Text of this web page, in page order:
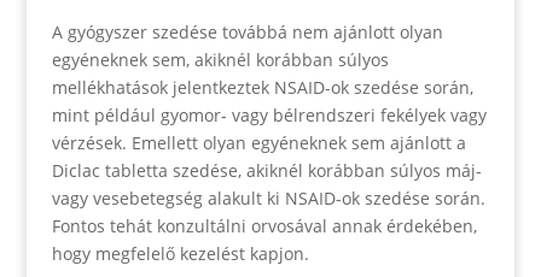
A gyógyszer szedése továbbá nem ajánlott olyan
egyéneknek sem, akiknél korábban súlyos
mellékhatások jelentkeztek NSAID-ok szedése során,
mint például gyomor- vagy bélrendszeri fekélyek vagy
vérzések. Emellett olyan egyéneknek sem ajánlott a
Diclac tabletta szedése, akiknél korábban súlyos máj-
vagy vesebetegség alakult ki NSAID-ok szedése során.
Fontos tehát konzultálni orvosával annak érdekében,
hogy megfelelő kezelést kapjon.